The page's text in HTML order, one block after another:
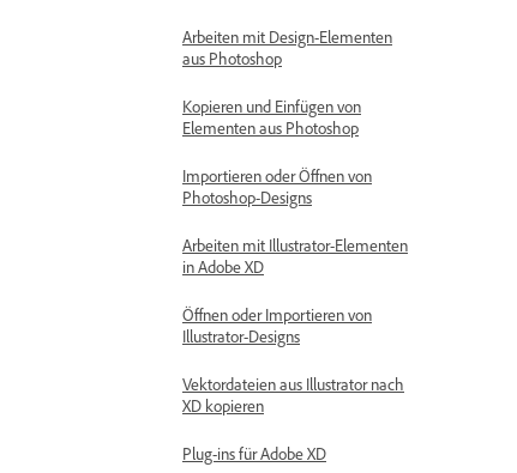
Arbeiten mit Design-Elementen
aus Photoshop
Kopieren und Einfügen von
Elementen aus Photoshop
Importieren oder Öffnen von
Photoshop-Designs
Arbeiten mit Illustrator-Elementen
in Adobe XD
Öffnen oder Importieren von
Illustrator-Designs
Vektordateien aus Illustrator nach
XD kopieren
Plug-ins für Adobe XD